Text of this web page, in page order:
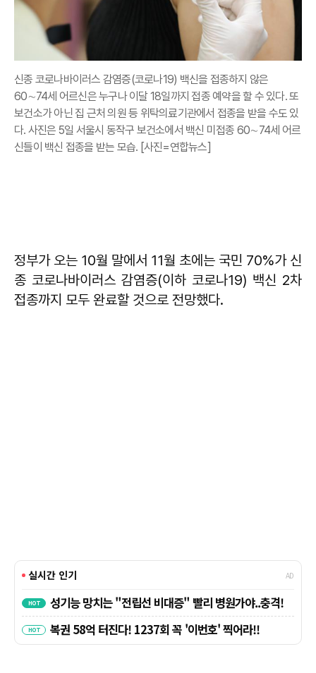
신종 코로나바이러스 감염증(코로나19) 백신을 접종하지 않은
60∼74세 어르신은 누구나 이달 18일까지 접종 예약을 할 수 있다. 또
보건소가 아닌 집 근처 의원 등 위탁의료기관에서 접종을 받을 수도 있
다. 사진은 5일 서울시 동작구 보건소에서 백신 미접종 60∼74세 어르
신들이 백신 접종을 받는 모습. [사진=연합뉴스]
정부가 오는 10월 말에서 11월 초에는 국민 70%가 신
종 코로나바이러스 감염증(이하 코로나19) 백신 2차
접종까지 모두 완료할 것으로 전망했다.